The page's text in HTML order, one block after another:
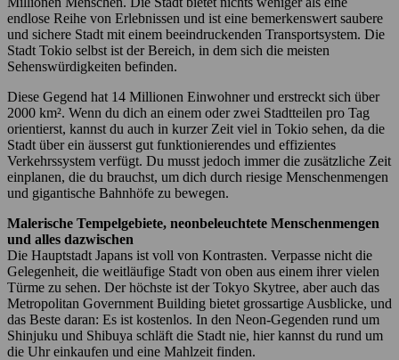
endlose Reihe von Erlebnissen und ist eine bemerkenswert saubere
und sichere Stadt mit einem beeindruckenden Transportsystem. Die
Stadt Tokio selbst ist der Bereich, in dem sich die meisten
Sehenswürdigkeiten befinden.
Diese Gegend hat 14 Millionen Einwohner und erstreckt sich über
2000 km². Wenn du dich an einem oder zwei Stadtteilen pro Tag
orientierst, kannst du auch in kurzer Zeit viel in Tokio sehen, da die
Stadt über ein äusserst gut funktionierendes und effizientes
Verkehrssystem verfügt. Du musst jedoch immer die zusätzliche Zeit
einplanen, die du brauchst, um dich durch riesige Menschenmengen
und gigantische Bahnhöfe zu bewegen.
Malerische Tempelgebiete, neonbeleuchtete Menschenmengen
und alles dazwischen
Die Hauptstadt Japans ist voll von Kontrasten. Verpasse nicht die
Gelegenheit, die weitläufige Stadt von oben aus einem ihrer vielen
Türme zu sehen. Der höchste ist der Tokyo Skytree, aber auch das
Metropolitan Government Building bietet grossartige Ausblicke, und
das Beste daran: Es ist kostenlos. In den Neon-Gegenden rund um
Shinjuku und Shibuya schläft die Stadt nie, hier kannst du rund um
die Uhr einkaufen und eine Mahlzeit finden.